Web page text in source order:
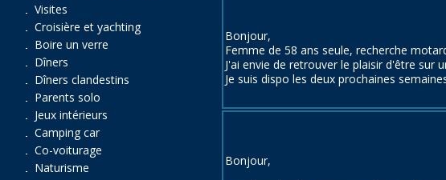
Visites
Croisière et yachting
Boire un verre
Dîners
Dîners clandestins
Parents solo
Jeux intérieurs
Camping car
Co-voiturage
Naturisme
Bonjour,
Femme de 58 ans seule, recherche
J'ai envie de retrouver le plaisir d'être sur
Je suis dispo les deux prochaines
Bonjour,